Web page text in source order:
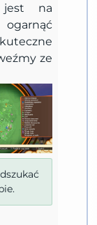
jest na
ze